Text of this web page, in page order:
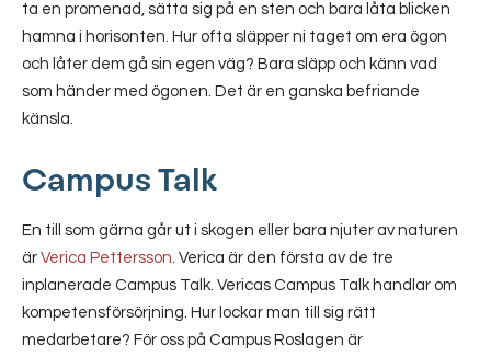
ta en promenad, sätta sig på en sten och bara låta blicken
hamna i horisonten. Hur ofta släpper ni taget om era ögon
och låter dem gå sin egen väg? Bara släpp och känn vad
som händer med ögonen. Det är en ganska befriande
känsla.
Campus Talk
En till som gärna går ut i skogen eller bara njuter av naturen
är Verica Pettersson . Verica är den första av de tre
inplanerade Campus Talk. Vericas Campus Talk handlar om
kompetensförsörjning. Hur lockar man till sig rätt
medarbetare? För oss på Campus Roslagen är